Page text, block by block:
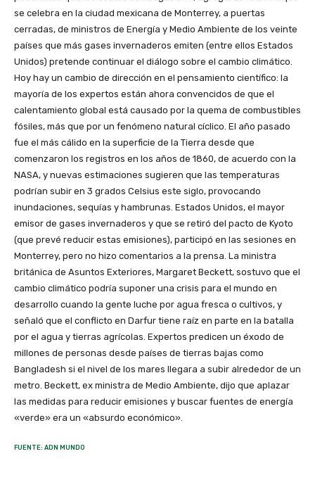
se celebra en la ciudad mexicana de Monterrey, a puertas
cerradas, de ministros de Energía y Medio Ambiente de los veinte
países que más gases invernaderos emiten (entre ellos Estados
Unidos) pretende continuar el diálogo sobre el cambio climático.
Hoy hay un cambio de dirección en el pensamiento científico: la
mayoría de los expertos están ahora convencidos de que el
calentamiento global está causado por la quema de combustibles
fósiles, más que por un fenómeno natural cíclico. El año pasado
fue el más cálido en la superficie de la Tierra desde que
comenzaron los registros en los años de 1860, de acuerdo con la
NASA, y nuevas estimaciones sugieren que las temperaturas
podrían subir en 3 grados Celsius este siglo, provocando
inundaciones, sequías y hambrunas. Estados Unidos, el mayor
emisor de gases invernaderos y que se retiró del pacto de Kyoto
(que prevé reducir estas emisiones), participó en las sesiones en
Monterrey, pero no hizo comentarios a la prensa. La ministra
británica de Asuntos Exteriores, Margaret Beckett, sostuvo que el
cambio climático podría suponer una crisis para el mundo en
desarrollo cuando la gente luche por agua fresca o cultivos, y
señaló que el conflicto en Darfur tiene raíz en parte en la batalla
por el agua y tierras agrícolas. Expertos predicen un éxodo de
millones de personas desde países de tierras bajas como
Bangladesh si el nivel de los mares llegara a subir alrededor de un
metro. Beckett, ex ministra de Medio Ambiente, dijo que aplazar
las medidas para reducir emisiones y buscar fuentes de energía
«verde» era un «absurdo económico».
FUENTE: ADN MUNDO